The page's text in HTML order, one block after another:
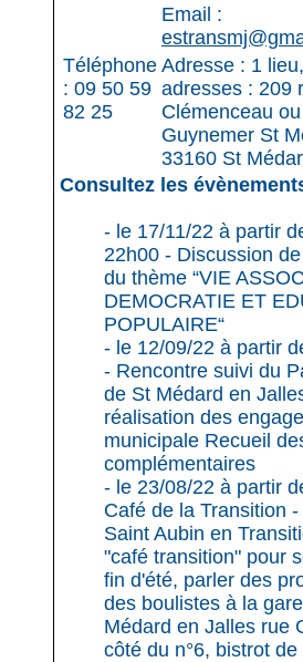
Email :
Téléphone
: 09 50 59
82 25
Adresse : 1
adresses : 209
Clémenceau
Guynemer St
33160 St
Consultez les
- le 17/11/22 à partir
22h00 - Discussion
du thème “VIE
DEMOCRATIE ET
POPULAIRE“
- le 12/09/22 à partir
- Rencontre suivi du
de St Médard en
réalisation des
municipale Recueil
complémentaires
- le 23/08/22 à partir
Café de la Transition
Saint Aubin en
"café transition" pour
fin d'été, parler des
des boulistes à la
Médard en Jalles rue
côté du n°6, bistrot de